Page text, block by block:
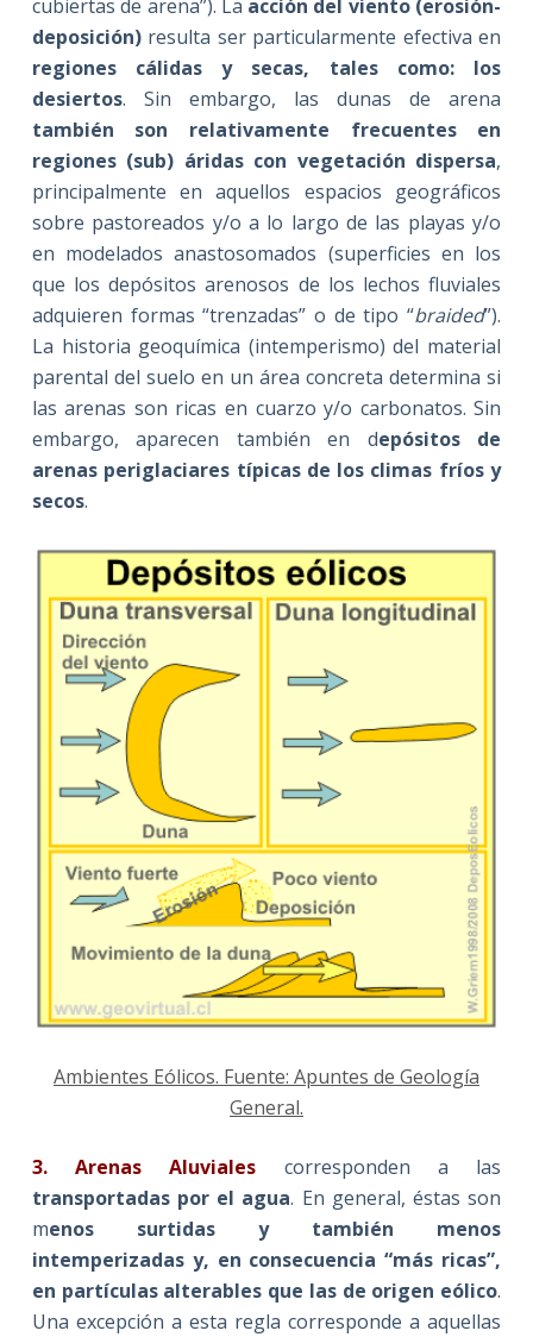
cubiertas de arena”). La acción del viento (erosión-
deposición)resulta ser particularmente efectiva en
regiones cálidas y secas, tales como: los
desiertos. Sin embargo, las dunas de arena
también son relativamente frecuentes en
regiones (sub) áridas con vegetación dispersa,
principalmente en aquellos espacios geográficos
sobre pastoreados y/o a lo largo de las playas y/o
en modelados anastosomados (superficies en los
que los depósitos arenosos de los lechos fluviales
adquieren formas “trenzadas” o de tipo “braided”).
La historia geoquímica (intemperismo) del material
parental del suelo en un área concreta determina si
las arenas son ricas en cuarzo y/o carbonatos. Sin
embargo, aparecen también en depósitos de
arenas periglaciares típicas de los climas fríos y
secos.
Ambientes Eólicos. Fuente: Apuntes de Geología
General.
3. Arenas Aluviales corresponden a las
transportadas por el agua. En general, éstas son
menos surtidas y también menos
intemperizadas y, en consecuencia “más ricas”,
en partículas alterables que las de origen eólico.
Una excepción a esta regla corresponde a aquellas